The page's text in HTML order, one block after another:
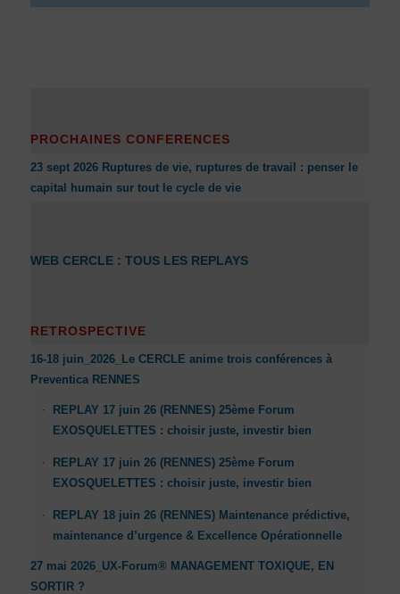
PROCHAINES CONFERENCES
23 sept 2026 Ruptures de vie, ruptures de travail : penser le
capital humain sur tout le cycle de vie
WEB CERCLE : TOUS LES REPLAYS
RETROSPECTIVE
16-18 juin_2026_Le CERCLE anime trois conférences à
Preventica RENNES
REPLAY 17 juin 26 (RENNES) 25ème Forum
EXOSQUELETTES : choisir juste, investir bien
REPLAY 17 juin 26 (RENNES) 25ème Forum
EXOSQUELETTES : choisir juste, investir bien
REPLAY 18 juin 26 (RENNES) Maintenance prédictive,
maintenance d’urgence & Excellence Opérationnelle
27 mai 2026_UX-Forum® MANAGEMENT TOXIQUE, EN
SORTIR ?